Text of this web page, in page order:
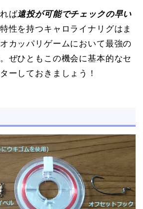
ば遠投が可能でチェックの早い
性を持つキャロライナリグはま
カッパリゲームにおいて最強の
ぜひともこの機会に基本的なセ
ーしておきましょう！